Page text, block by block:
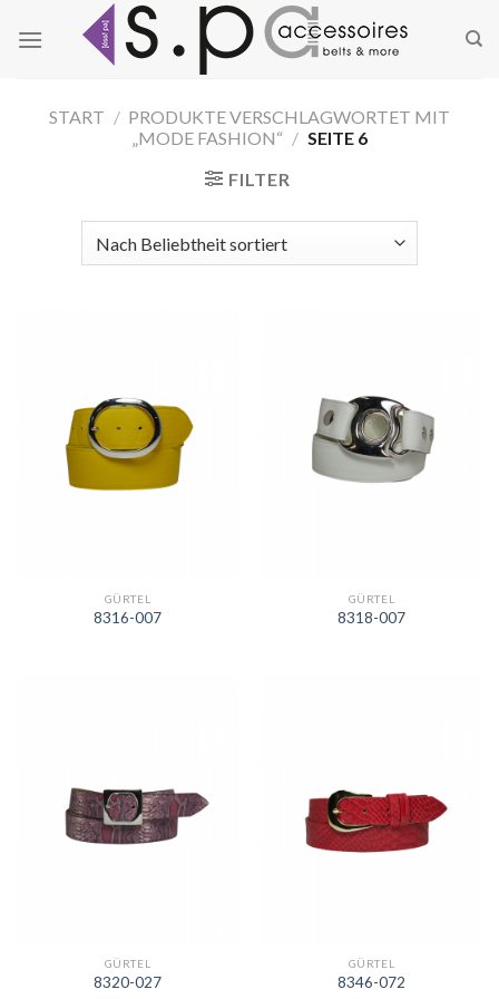
Inhalt
START / PRODUKTE VERSCHLAGWORTET MIT
„MODE FASHION“ / SEITE 6
FILTER
GÜRTEL
8316-007
GÜRTEL
8318-007
GÜRTEL
8320-027
GÜRTEL
8346-072